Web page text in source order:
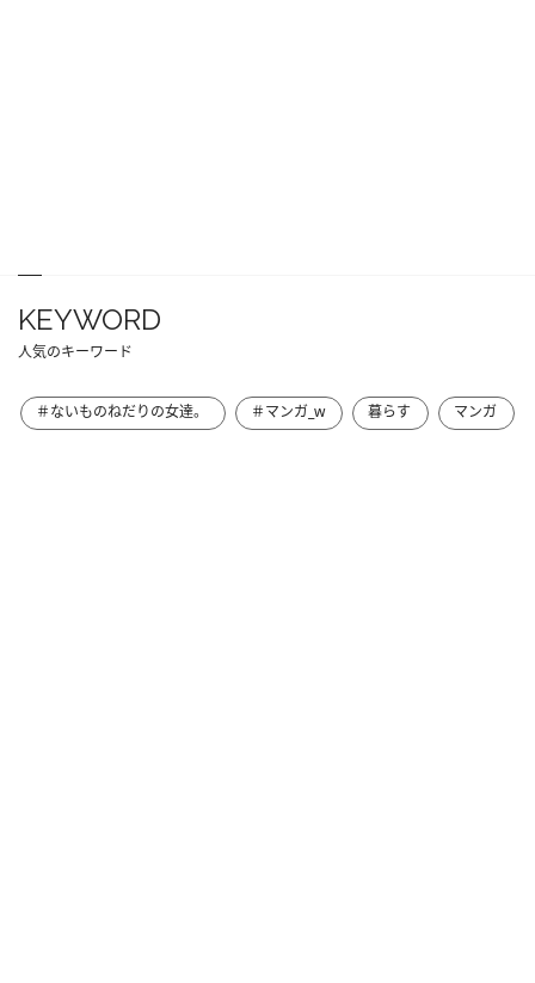
KEYWORD
人気のキーワード
＃ないものねだりの女達。 ＃マンガ_w 暮らす マンガ